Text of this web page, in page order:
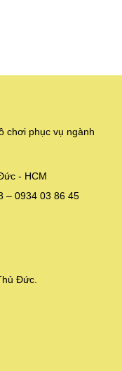
chơi phục vụ ngành
- HCM
– 0934 03 86 45
Đức.